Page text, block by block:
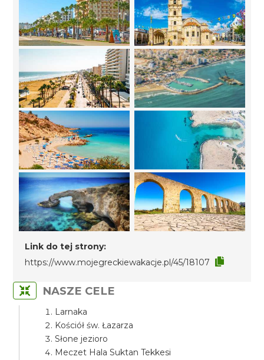
Link do tej strony:
https://www.mojegreckiewakacje.pl/45/18107
NASZE CELE
Larnaka
Kościół św. Łazarza
Słone jezioro
Meczet Hala Suktan Tekkesi